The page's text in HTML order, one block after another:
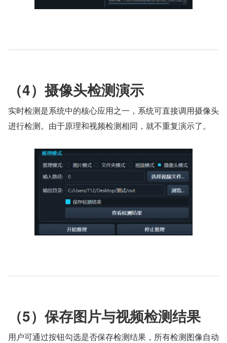
（4）摄像头检测演示
实时检测是系统中的核心应用之一，系统可直接调用摄像头
进行检测。由于原理和视频检测相同，就不重复演示了。
（5）保存图片与视频检测结果
用户可通过按钮勾选是否保存检测结果，所有检测图像自动